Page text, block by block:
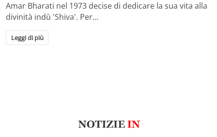
Amar Bharati nel 1973 decise di dedicare la sua vita alla
divinità indù 'Shiva'. Per…
Leggi di più